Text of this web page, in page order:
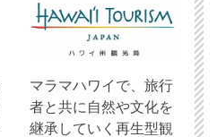
マラマハワイで、旅行
者と共に自然や文化を
継承していく再生型観